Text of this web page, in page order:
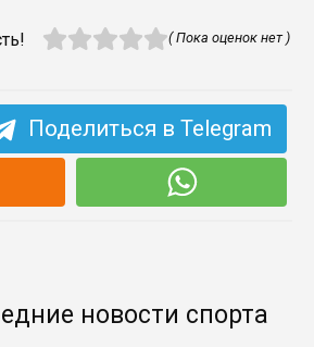
( Пока оценок нет )
Поделиться в Telegram
новости спорта